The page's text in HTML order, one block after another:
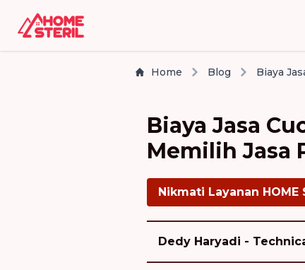
Home Blog
Biaya Jasa
Memilih Jasa
Nikmati Layanan HOME
Dedy Haryadi -